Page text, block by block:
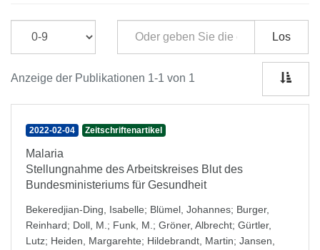
Los
Anzeige der Publikationen 1-1 von 1
2022-02-04 Zeitschriftenartikel
Malaria
Stellungnahme des Arbeitskreises Blut des
Bundesministeriums für Gesundheit
Bekeredjian-Ding, Isabelle; Blümel, Johannes; Burger,
Reinhard; Doll, M. ; Funk, M. ; Gröner, Albrecht; Gürtler,
Lutz; Heiden, Margarehte; Hildebrandt, Martin; Jansen,